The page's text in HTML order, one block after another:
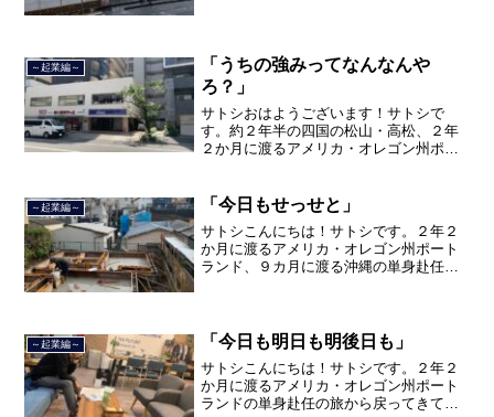
品川区南大井で不動産を主...
～起業編～
「うちの強みってなんなんや
ろ？」
サトシおはようございます！サトシで
す。約２年半の四国の松山・高松、２年
２か月に渡るアメリカ・オレゴン州ポー
間のサラリーマン人生に終止符を打っ
て、２０２１年３月９日より東...
～起業編～ 「今日もせっせと」
サトシこんにちは！サトシです。２年２
か月に渡るアメリカ・オレゴン州ポート
ランド、９カ月に渡る沖縄の単身赴任の
品川区南大井で不動産を主...
～起業編～ 「今日も明日も明後日も」
サトシこんにちは！サトシです。２年２
か月に渡るアメリカ・オレゴン州ポート
ランドの単身赴任の旅から戻ってきて、